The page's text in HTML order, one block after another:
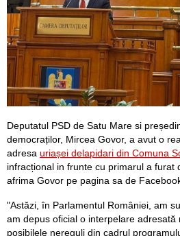
Deputatul PSD de Satu Mare si
democraților, Mircea Govor, a avut o
adresa uriașei delapidari din Comuna
infracțional in frunte cu primarul a furat
afrima Govor pe pagina sa de
"Astăzi, în Parlamentul României, am
am depus oficial o interpelare adresată
posibilele nereguli din cadrul